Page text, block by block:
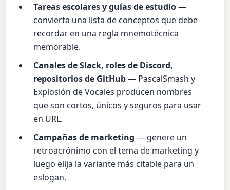
Tareas escolares y guías de estudio—
convierta una lista de conceptos que debe
recordar en una regla mnemotécnica
memorable.
Canales de Slack, roles de Discord,
repositorios de GitHub— PascalSmash y
Explosión de Vocales producen nombres
que son cortos, únicos y seguros para usar
en URL.
Campañas de marketing — genere un
retroacrónimo con el tema de marketing y
luego elija la variante más citable para un
eslogan.